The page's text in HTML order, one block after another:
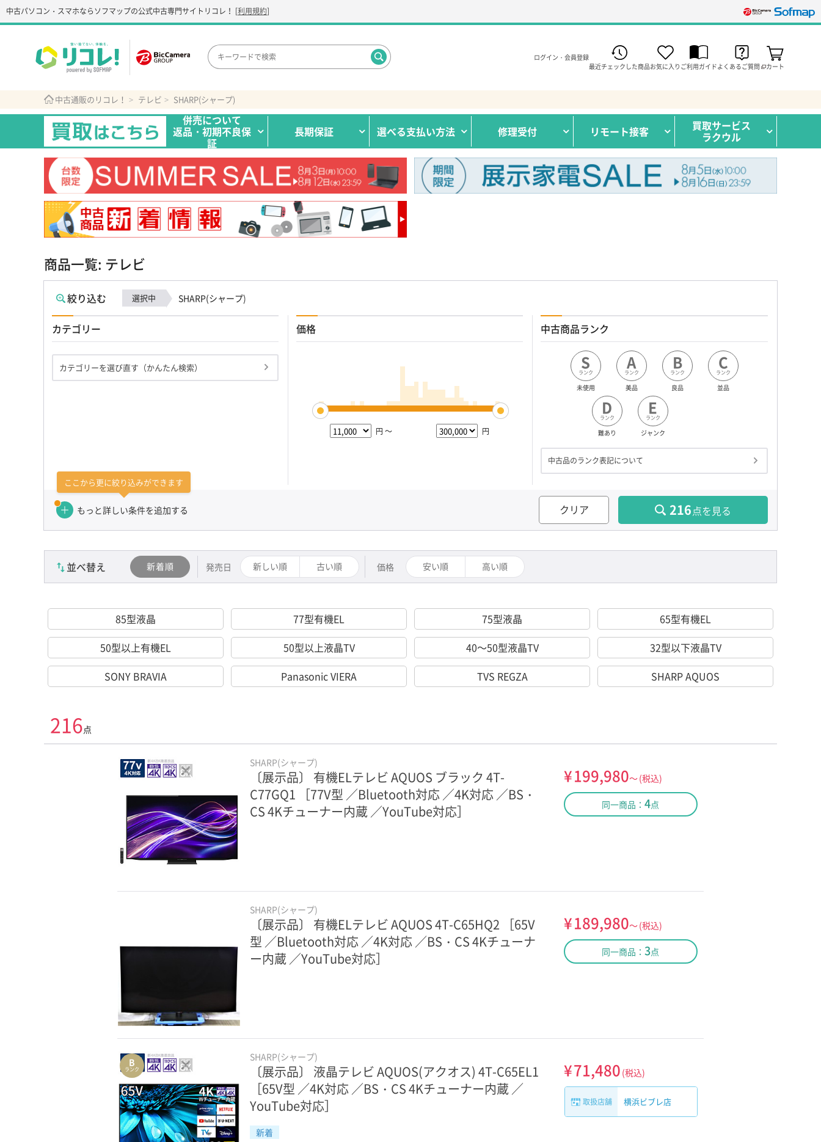
中古パソコン・スマホならソフマップの公式中古専門サイト リコレ！ [利用規約]
ログイン・会員登録
最近チェックした商品お気に入り ご利用ガイドよくあるご質問 カート
中古通販のリコレ！ テレビ SHARP(シャープ)
併売について
返品・初期不良保
証
長期保証 選べる支払い方法 修理受付 リモート接客 買取サービス
ラクウル
商品一覧: テレビ
絞り込む 選択中 SHARP(シャープ)
カテゴリー
カテゴリーを選び直す（かんたん検索）
価格
円 ～ 円
中古商品ランク
S
ランク
未使用
A
ランク
美品
B
ランク
良品
C
ランク
並品
D
ランク
難あり
E
ランク
ジャンク
中古品のランク表記について
ここから更に絞り込みができます
もっと詳しい条件を追加する クリア 216点を見る
並べ替え 新着順 発売日 新しい順 古い順 価格 安い順 高い順
85型液晶 77型有機EL 75型液晶
65型有機EL
50型以上有機EL
50型以上液晶TV 40～50型液晶TV
32型以下液晶TV
SONY BRAVIA
Panasonic VIERA TVS REGZA SHARP AQUOS
216点
SHARP(シャープ)
〔展示品〕 有機ELテレビ AQUOS ブラック 4T-
C77GQ1 ［77V型 ／Bluetooth対応 ／4K対応 ／BS・
CS 4Kチューナー内蔵 ／YouTube対応］
¥199,980～(税込)
同一商品：4点
SHARP(シャープ)
〔展示品〕 有機ELテレビ AQUOS 4T-C65HQ2 ［65V
型 ／Bluetooth対応 ／4K対応 ／BS・CS 4Kチューナ
ー内蔵 ／YouTube対応］
¥189,980～(税込)
同一商品：3点
B
ランク
SHARP(シャープ)
〔展示品〕 液晶テレビ AQUOS(アクオス) 4T-C65EL1
［65V型 ／4K対応 ／BS・CS 4Kチューナー内蔵 ／
YouTube対応］
新着
¥71,480 (税込)
取扱店舗 横浜ビブレ店